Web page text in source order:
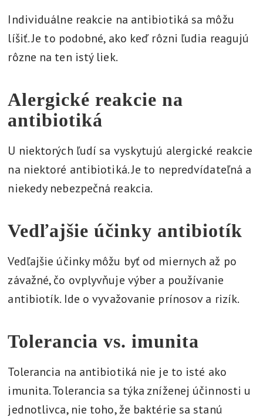
Individuálne reakcie na antibiotiká sa môžu
líšiť. Je to podobné, ako keď rôzni ľudia reagujú
rôzne na ten istý liek.
Alergické reakcie na
antibiotiká
U niektorých ľudí sa vyskytujú alergické reakcie
na niektoré antibiotiká. Je to nepredvídateľná a
niekedy nebezpečná reakcia.
Vedľajšie účinky antibiotík
Vedľajšie účinky môžu byť od miernych až po
závažné, čo ovplyvňuje výber a používanie
antibiotík. Ide o vyvažovanie prínosov a rizík.
Tolerancia vs. imunita
Tolerancia na antibiotiká nie je to isté ako
imunita. Tolerancia sa týka zníženej účinnosti u
jednotlivca, nie toho, že baktérie sa stanú